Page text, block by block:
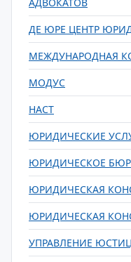
ДЕ ЮРЕ ЦЕНТР
МЕЖДУНАРОДНАЯ
МОДУС
НАСТ
ЮРИДИЧЕСКИЕ
ЮРИДИЧЕСКОЕ
ЮРИДИЧЕСКАЯ
ЮРИДИЧЕСКАЯ
УПРАВЛЕНИЕ